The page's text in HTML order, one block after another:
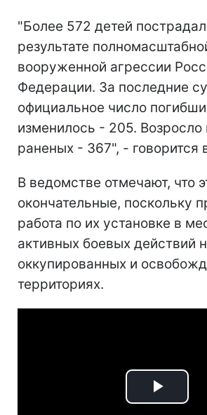
"Более 572 детей
результате
вооруженной агрессии
Федерации. За последние
официальное число
изменилось - 205. Возросло
раненых - 367", - говорится
В ведомстве отмечают, что
окончательные, поскольку
работа по их установке в
активных боевых действий
оккупированных и
территориях.
Play